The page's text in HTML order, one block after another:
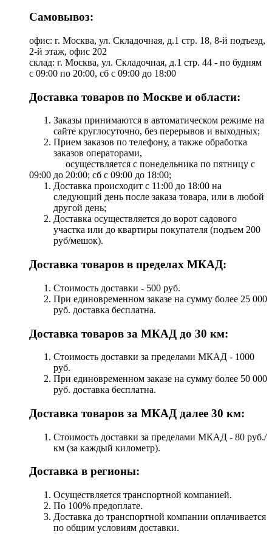
Самовывоз:
офис: г. Москва, ул. Складочная, д.1 стр. 18, 8-й подъезд,
2-й этаж, офис 202
склад: г. Москва, ул. Складочная, д.1 стр. 44 - по будням
с 09:00 по 20:00, сб с 09:00 до 18:00
Доставка товаров по Москве и области:
Заказы принимаются в автоматическом режиме на
сайте круглосуточно, без перерывов и выходных;
Прием заказов по телефону, а также обработка
заказов операторами,
осуществляется с понедельника по пятницу с
09:00 до 20:00; сб с 09:00 до 18:00;
Доставка происходит с 11:00 до 18:00 на
следующий день после заказа товара, или в любой
другой день;
Доставка осуществляется до ворот садового
участка или до квартиры покупателя (подъем 200
руб/мешок).
Доставка товаров в пределах МКАД:
Стоимость доставки - 500 руб.
При единовременном заказе на сумму более 25 000
руб. доставка бесплатна.
Доставка товаров за МКАД до 30 км:
Стоимость доставки за пределами МКАД - 1000
руб.
При единовременном заказе на сумму более 50 000
руб. доставка бесплатна.
Доставка товаров за МКАД далее 30 км:
Стоимость доставки за пределами МКАД - 80 руб./
км (за каждый километр).
Доставка в регионы:
Осуществляется транспортной компанией.
По 100% предоплате.
Доставка до транспортной компании оплачивается
по общим условиям доставки.